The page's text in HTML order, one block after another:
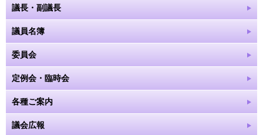
議長・副議長
議員名簿
委員会
定例会・臨時会
各種ご案内
議会広報